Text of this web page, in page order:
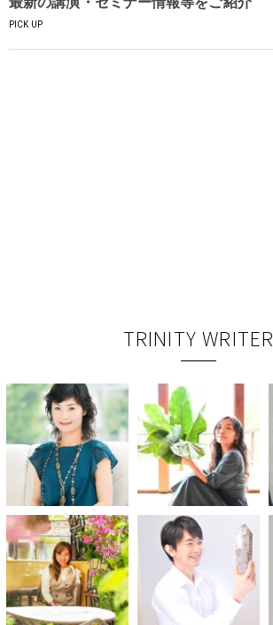
PICK UP
TRINITY WRITER